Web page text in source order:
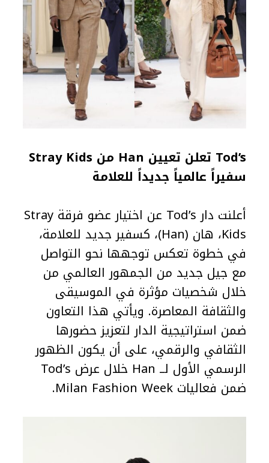
Tod’s تعلن تعيين Han من Stray Kids
سفيراً عالمياً جديداً للعلامة
أعلنت دار Tod’s عن اختيار عضو فرقة Stray
Kids، هان (Han)، كسفير جديد للعلامة،
في خطوة تعكس توجهها نحو التواصل
مع جيل جديد من الجمهور العالمي من
خلال شخصيات مؤثرة في الموسيقى
والثقافة المعاصرة. ويأتي هذا التعاون
ضمن استراتيجية الدار لتعزيز حضورها
الثقافي والرقمي، على أن يكون الظهور
الرسمي الأول لــ Han خلال عرض Tod’s
ضمن فعاليات Milan Fashion Week.